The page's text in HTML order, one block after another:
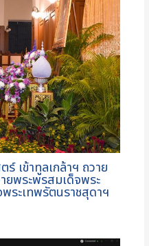
เข้าทูลเกล้าฯ ถวาย
ยพระพรสมเด็จพระ
ระเทพรัตนราชสุดาฯ